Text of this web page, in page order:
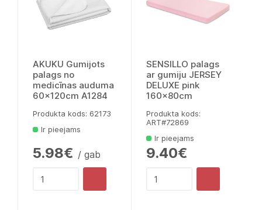
AKUKU Gumijots
palags no
medicīnas auduma
60x120cm A1284
Produkta kods: 62173
Ir pieejams
5.98€ / gab
SENSILLO palags
ar gumiju JERSEY
DELUXE pink
160x80cm
Produkta kods:
ART#72869
Ir pieejams
9.40€